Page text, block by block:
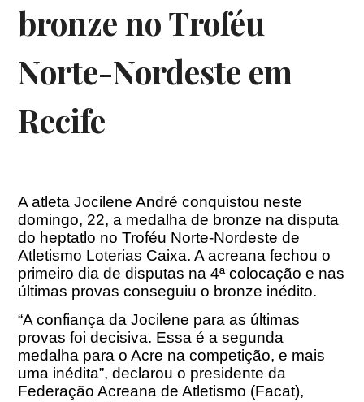
bronze no Troféu
Norte-Nordeste em
Recife
A atleta Jocilene André conquistou neste
domingo, 22, a medalha de bronze na disputa
do heptatlo no Troféu Norte-Nordeste de
Atletismo Loterias Caixa. A acreana fechou o
primeiro dia de disputas na 4ª colocação e nas
últimas provas conseguiu o bronze inédito.
“A confiança da Jocilene para as últimas
provas foi decisiva. Essa é a segunda
medalha para o Acre na competição, e mais
uma inédita”, declarou o presidente da
Federação Acreana de Atletismo (Facat),